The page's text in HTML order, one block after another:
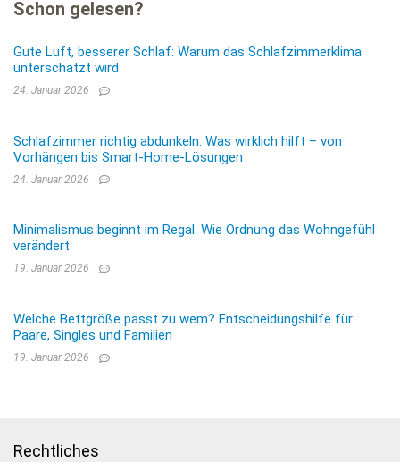
Schon gelesen?
Gute Luft, besserer Schlaf: Warum das Schlafzimmerklima
unterschätzt wird
24. Januar 2026
Schlafzimmer richtig abdunkeln: Was wirklich hilft – von
Vorhängen bis Smart-Home-Lösungen
24. Januar 2026
Minimalismus beginnt im Regal: Wie Ordnung das Wohngefühl
verändert
19. Januar 2026
Welche Bettgröße passt zu wem? Entscheidungshilfe für
Paare, Singles und Familien
19. Januar 2026
Rechtliches